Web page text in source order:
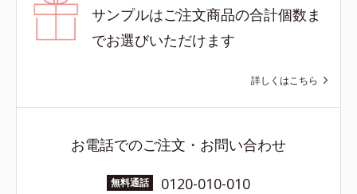
サンプルはご注文商品の合計個数ま
でお選びいただけます
詳しくはこちら
お電話でのご注文・お問い合わせ
無料通話 0120-010-010